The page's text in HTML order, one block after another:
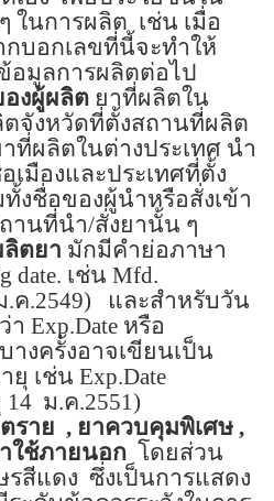
ในการผลิต เช่น เมื่อ
อกเลขที่นี้จะทำให้
อมูลการผลิตต่อไป
งผู้ผลิต ยาที่ผลิตใน
จังหวัดที่ตั้งสถานที่ผลิต
ที่ผลิตในต่างประเทศ นำ
เมืองและประเทศที่ตั้ง
งชื่อของผู้นำหรือสั่งเข้า
านที่นำ/สั่งยานั้น ๆ
ตยา มักมีคำย่อภาษา
date. เช่น Mfd.
.ค.2549) และสำหรับวัน
า Exp.Date หรือ
างครั้งอาจเขียนเป็น
ยุ เช่น Exp.Date
14 ม.ค.2551)
ราย , ยาควบคุมพิเศษ ,
ใช้ภายนอก โดยส่วน
รสีแดง ซึ่งเป็นการแสดง